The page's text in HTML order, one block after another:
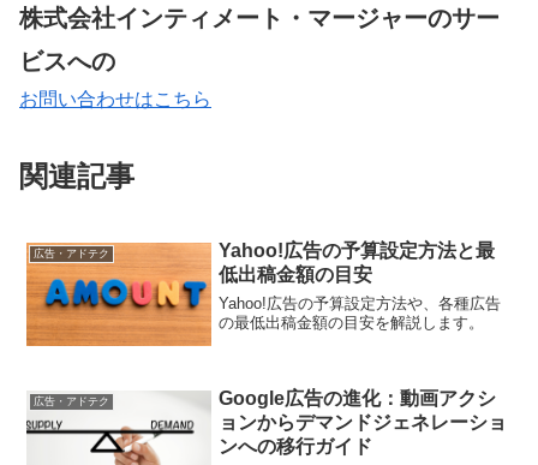
株式会社インティメート・マージャーのサー
ビスへの
お問い合わせはこちら
関連記事
広告・アドテク
Yahoo!広告の予算設定方法と最
低出稿金額の目安
Yahoo!広告の予算設定方法や、各種広告
の最低出稿金額の目安を解説します。
広告・アドテク
Google広告の進化：動画アクシ
ョンからデマンドジェネレーショ
ンへの移行ガイド